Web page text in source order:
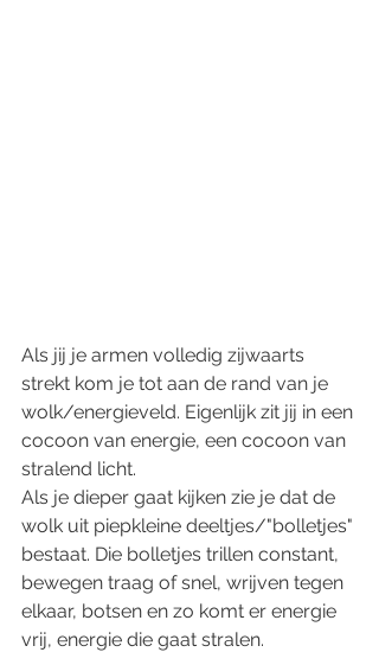
Als jij je armen volledig zijwaarts
strekt kom je tot aan de rand van je
wolk/energieveld. Eigenlijk zit jij in een
cocoon van energie, een cocoon van
stralend licht.
Als je dieper gaat kijken zie je dat de
wolk uit piepkleine deeltjes/"bolletjes"
bestaat. Die bolletjes trillen constant,
bewegen traag of snel, wrijven tegen
elkaar, botsen en zo komt er energie
vrij, energie die gaat stralen.